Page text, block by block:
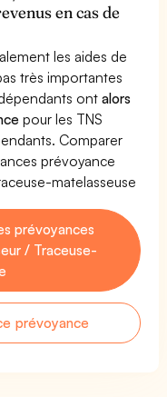
en cas de
les aides de
très importantes
ontalors
pour les TNS
Comparer
prévoyance
matelasseuse
prévoyances
/ Traceuse-
prévoyance